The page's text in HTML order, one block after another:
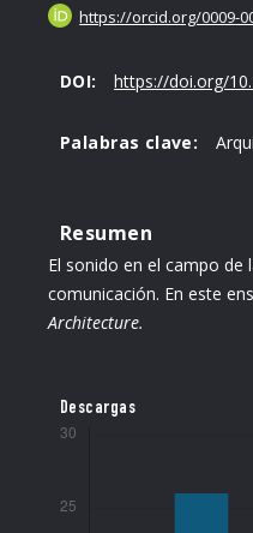
https://orcid.org/0009-
DOI: https://doi.org/
Palabras clave:
Resumen
El sonido en el campo
comunicación. En este
Architecture.
Descargas